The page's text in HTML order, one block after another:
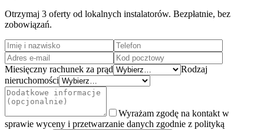
Otrzymaj 3 oferty od lokalnych instalatorów. Bezpłatnie, bez
zobowiązań.
Miesięczny rachunek za prąd
Rodzaj
nieruchomości
Wyrażam zgodę na kontakt w
sprawie wyceny i przetwarzanie danych zgodnie z polityką